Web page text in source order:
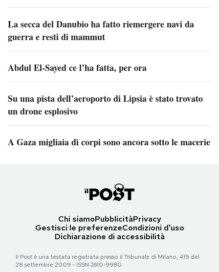
La secca del Danubio ha fatto riemergere navi da
guerra e resti di mammut
Abdul El-Sayed ce l’ha fatta, per ora
Su una pista dell’aeroporto di Lipsia è stato trovato
un drone esplosivo
A Gaza migliaia di corpi sono ancora sotto le macerie
Chi siamoPubblicitàPrivacy
Gestisci le preferenzeCondizioni d'uso
Dichiarazione di accessibilità
Il Post è una testata registrata presso il Tribunale di Milano, 419 del
28 settembre 2009 - ISSN 2610-9980